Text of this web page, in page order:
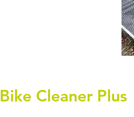
Bike Cleaner Plus